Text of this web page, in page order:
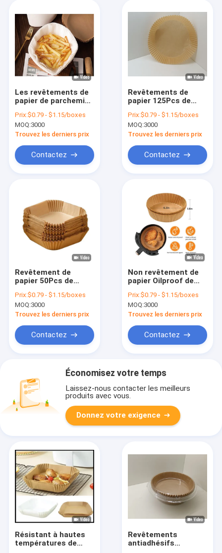
Les revêtements de
papier de parchemin
jetable d'air
catégorie comestible
antiadhésif
Prix:$0.79 - $1.15/boxes
MOQ:3000
Trouvez les derniers prix
Contactez
Revêtements de
papier 125Pcs de
friteuse jetable d'air
pour à micro-ondes
le bâton non
Prix:$0.79 - $1.15/boxes
MOQ:3000
Trouvez les derniers prix
Contactez
Revêtement de
papier 50Pcs de
jetable résistante à
la chaleur d'air
faisant non le tapis
bâton
Prix:$0.79 - $1.15/boxes
MOQ:3000
Trouvez les derniers prix
Contactez
Non revêtement de
papier Oilproof de
de friteuse ronde
jetable d'air pour
faire cuire la cuisson
Prix:$0.79 - $1.15/boxes
MOQ:3000
Trouvez les derniers prix
Contactez
Économisez votre temps
Laissez-nous contacter les meilleurs
produits avec vous.
Donnez votre exigence
Résistant à hautes
températures de
Revêtements
antiadhésifs